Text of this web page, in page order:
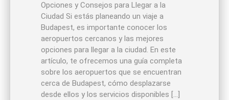
Opciones y Consejos para Llegar a la
Ciudad Si estás planeando un viaje a
Budapest, es importante conocer los
aeropuertos cercanos y las mejores
opciones para llegar a la ciudad. En este
artículo, te ofrecemos una guía completa
sobre los aeropuertos que se encuentran
cerca de Budapest, cómo desplazarse
desde ellos y los servicios disponibles […]